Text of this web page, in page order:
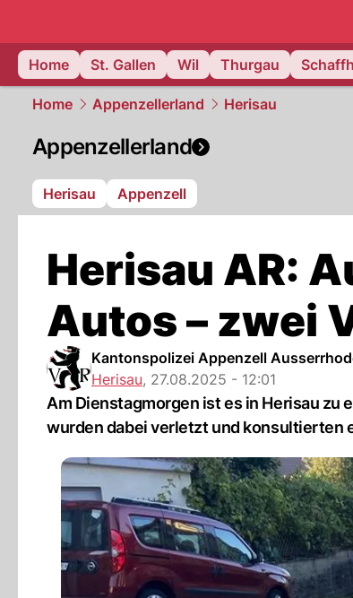
Home
St. Gallen Wil Thurgau
Home Appenzellerland Herisau
Appenzellerland
Herisau Appenzell
Herisau AR:
Autos – zwei
Kantonspolizei Appenzell
Herisau, 27.08.2025 - 12:01
Am Dienstagmorgen ist es in Herisau
wurden dabei verletzt und konsultierten